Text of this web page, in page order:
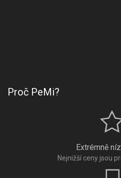
Proč PeMi?
Extrémně
Nejnižší ceny jsou